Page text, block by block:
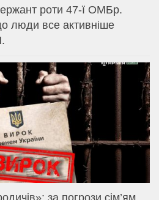
роти 47-ї ОМБр.
люди все активніше